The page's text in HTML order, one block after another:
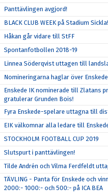
Panttävlingen avgjord!
BLACK CLUB WEEK på Stadium
Håkan går vidare till StFF
Spontanfotbollen 2018-19
Linnea Söderqvist uttagen till
Nomineringarna haglar över Enskede
Enskede IK nominerade till Zlatans
gratulerar Grunden Bois!
Fyra Enskede-spelare uttagna till
EIK välkomnar alla ledare till
STOCKHOLM FOOTBALL CUP 2019
Slutspurt i panttävlingen!
Tilde Andrén och Vilma Ferdfeldt
TÄVLING - Panta för Enskede och
2000:- 1000:- och 500:- på ICA BEA